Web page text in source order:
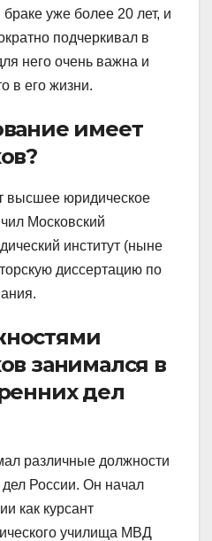
браке уже более 20 лет, и
подчеркивал в
него очень важна и
в его жизни.
имеет
высшее юридическое
Московский
институт (ныне
диссертацию по
занимался в
дел
различные должности
дел России. Он начал
как курсант
училища МВД